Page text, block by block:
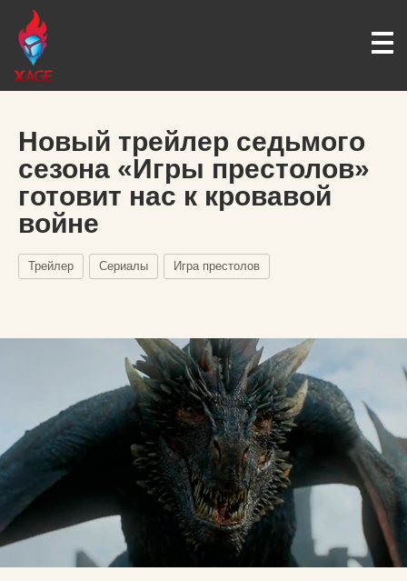
Новый трейлер седьмого
сезона «Игры престолов»
готовит нас к кровавой
войне
Трейлер Сериалы Игра престолов